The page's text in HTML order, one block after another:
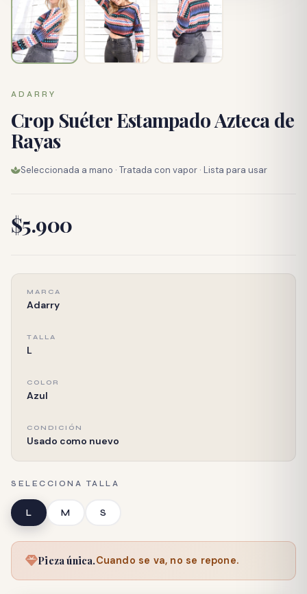
ADARRY
Crop Suéter Estampado Azteca de
Rayas
Seleccionada a mano · Tratada con vapor · Lista para usar
$5.900
MARCA
Adarry
TALLA
L
COLOR
Azul
CONDICIÓN
Usado como nuevo
SELECCIONA TALLA
L M S
Pieza única.Cuando se va, no se repone.